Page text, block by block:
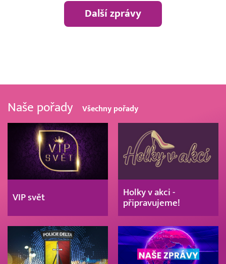
Další zprávy
Naše pořady Všechny pořady
VIP svět
Holky v akci -
připravujeme!